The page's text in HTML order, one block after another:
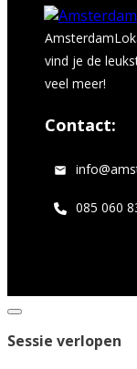
vind je de
veel meer!
Contact:
085 060
Dialoogvenster
Sessie verlopen